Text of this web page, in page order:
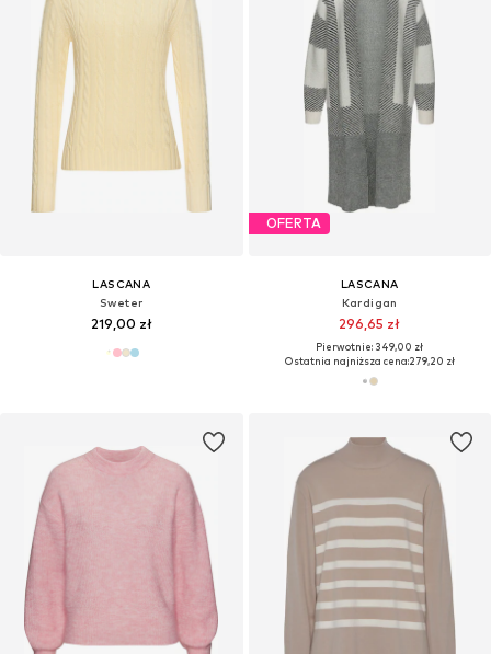
LASCANA
Sweter
219,00 zł
OFERTA
LASCANA
Kardigan
296,65 zł
Pierwotnie: 349,00 zł
Ostatnia najniższa cena:279,20 zł